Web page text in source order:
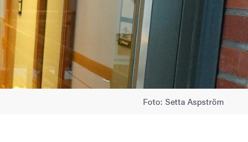
Foto: Setta Aspström